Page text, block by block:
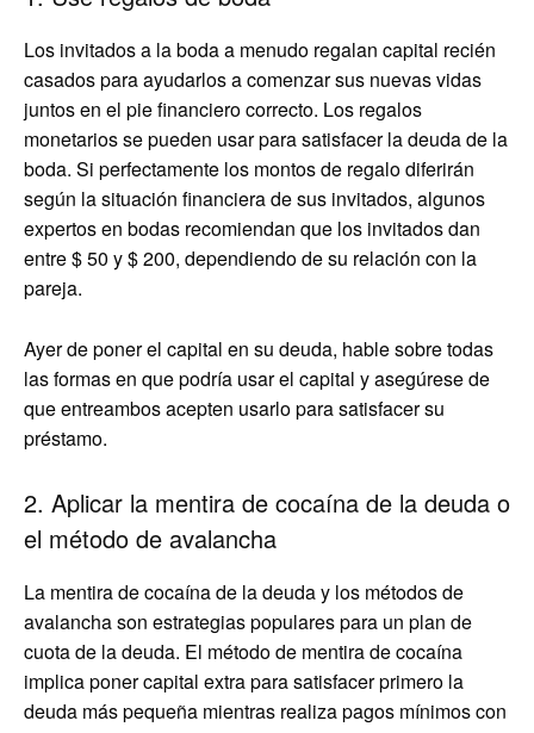
Los invitados a la boda a menudo regalan capital recién
casados ​​para ayudarlos a comenzar sus nuevas vidas
juntos en el pie financiero correcto. Los regalos
monetarios se pueden usar para satisfacer la deuda de la
boda. Si perfectamente los montos de regalo diferirán
según la situación financiera de sus invitados, algunos
expertos en bodas recomiendan que los invitados dan
entre $ 50 y $ 200, dependiendo de su relación con la
pareja.
Ayer de poner el capital en su deuda, hable sobre todas
las formas en que podría usar el capital y asegúrese de
que entreambos acepten usarlo para satisfacer su
préstamo.
2. Aplicar la mentira de cocaína de la deuda o
el método de avalancha
La mentira de cocaína de la deuda y los métodos de
avalancha son estrategias populares para un plan de
cuota de la deuda. El método de mentira de cocaína
implica poner capital extra para satisfacer primero la
deuda más pequeña mientras realiza pagos mínimos con